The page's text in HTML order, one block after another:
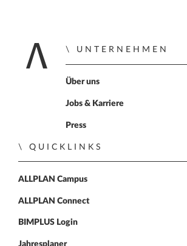
Zur Startseite
UNTERNEHMEN
Über uns
Jobs & Karriere
Press
QUICKLINKS
ALLPLAN Campus
ALLPLAN Connect
BIMPLUS Login
Jahresplaner